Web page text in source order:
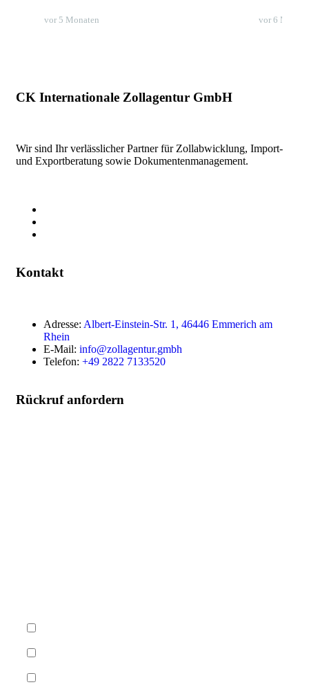
vor 5 Monaten vor 6
CK Internationale Zollagentur GmbH
Wir sind Ihr verlässlicher Partner für Zollabwicklung, Import-
und Exportberatung sowie Dokumentenmanagement.
Kontakt
Adresse: Albert-Einstein-Str. 1, 46446 Emmerich am
Rhein
E-Mail: info@zollagentur.gmbh
Telefon: +49 2822 7133520
Rückruf anfordern